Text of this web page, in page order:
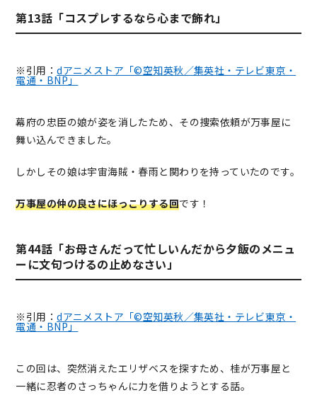
第13話「コスプレするなら心まで飾れ」
※引用：dアニメストア「©空知英秋／集英社・テレビ東京・
電通・BNP」
幕府の忠臣の娘が姿を消したため、その捜索依頼が万事屋に
舞い込んできました。
しかしその娘は宇宙海賊・春雨と関わりを持っていたのです。
万事屋の仲の良さにほっこりする回です！
第44話「お母さんだって忙しいんだから夕飯のメニュ
ーに文句つけるの止めなさい」
※引用：dアニメストア「©空知英秋／集英社・テレビ東京・
電通・BNP」
この回は、突然消えたエリザベスを探すため、桂が万事屋と
一緒に忍者のさっちゃんに力を借りようとする話。